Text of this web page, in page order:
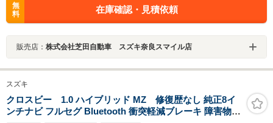
無
料
在庫確認・見積依頼
販売店： 株式会社芝田自動車 スズキ奈良スマイル店
スズキ
クロスビー 1.0 ハイブリッド MZ 修復歴なし 純正8イ
ンチナビ フルセグ Bluetooth 衝突軽減ブレーキ 障害物セ